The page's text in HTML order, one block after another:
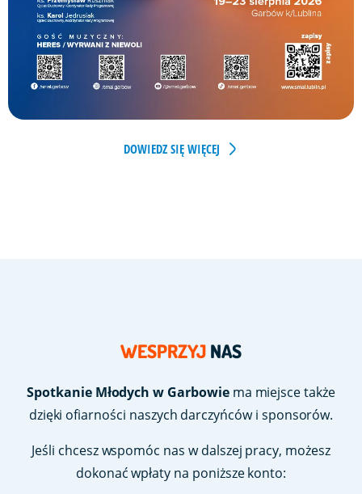
DOWIEDZ SIĘ WIĘCEJ
WESPRZYJNAS
Spotkanie Młodych w Garbowiema miejsce także
dzięki ofiarności naszych darczyńców i sponsorów.
Jeśli chcesz wspomóc nas w dalszej pracy, możesz
dokonać wpłaty na poniższe konto: